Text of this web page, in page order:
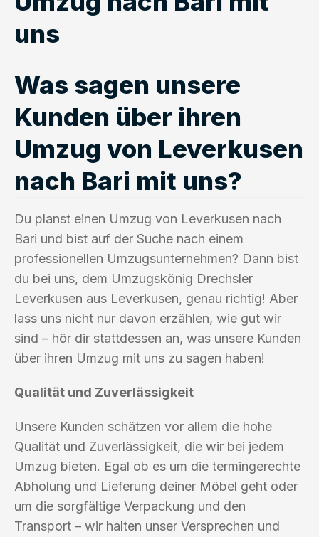
uns
Was sagen unsere
Kunden über ihren
Umzug von Leverkusen
nach Bari mit uns?
Du planst einen Umzug von Leverkusen nach
Bari und bist auf der Suche nach einem
professionellen Umzugsunternehmen? Dann bist
du bei uns, dem Umzugskönig Drechsler
Leverkusen aus Leverkusen, genau richtig! Aber
lass uns nicht nur davon erzählen, wie gut wir
sind – hör dir stattdessen an, was unsere Kunden
über ihren Umzug mit uns zu sagen haben!
Qualität und Zuverlässigkeit
Unsere Kunden schätzen vor allem die hohe
Qualität und Zuverlässigkeit, die wir bei jedem
Umzug bieten. Egal ob es um die termingerechte
Abholung und Lieferung deiner Möbel geht oder
um die sorgfältige Verpackung und den
Transport – wir halten unser Versprechen und